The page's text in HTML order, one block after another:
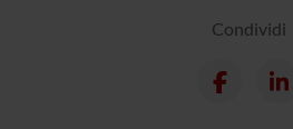
Condividi